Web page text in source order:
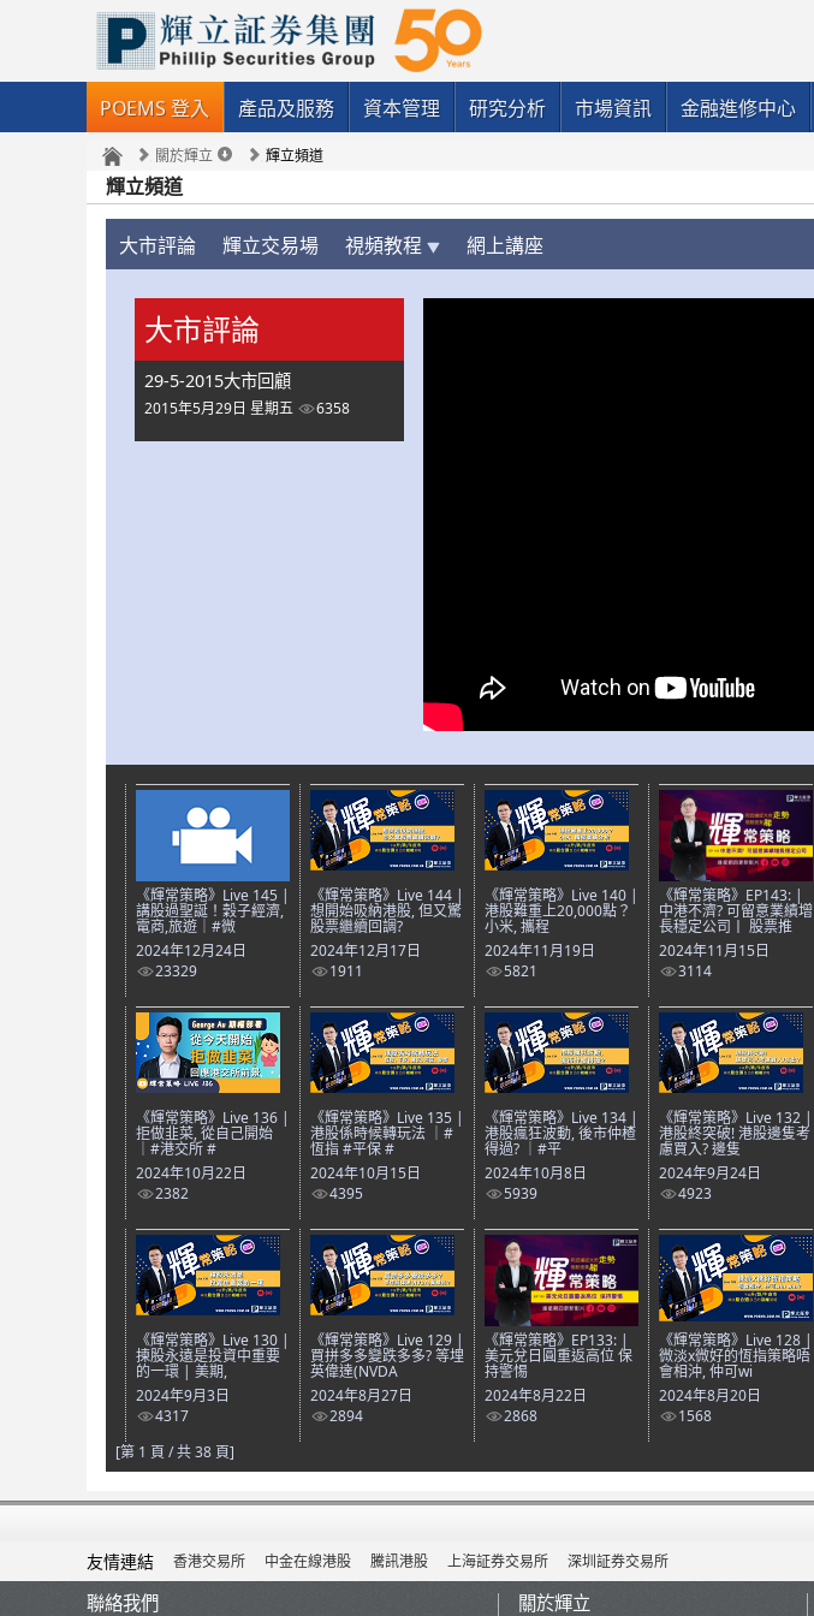
POEMS 登入 產品及服務 資本管理 研究分析 市場資訊 金融進修中心
關於輝立 輝立頻道
輝立頻道
大市評論 輝立交易場 視頻教程 網上講座
大市評論
29-5-2015大市回顧
2015年5月29日 星期五 6358
《輝常策略》Live 145 |
講股過聖誕！穀子經濟,
電商,旅遊｜#微
2024年12月24日
23329
《輝常策略》Live 144 |
想開始吸納港股, 但又驚
股票繼續回調?
2024年12月17日
1911
《輝常策略》Live 140 |
港股難重上20,000點？
小米, 攜程
2024年11月19日
5821
《輝常策略》EP143: |
中港不濟? 可留意業績增
長穩定公司丨 股票推
2024年11月15日
3114
《輝常策略》Live 136 |
拒做韭菜, 從自己開始
｜#港交所 #
2024年10月22日
2382
《輝常策略》Live 135 |
港股係時候轉玩法 ｜#
恆指 #平保 #
2024年10月15日
4395
《輝常策略》Live 134 |
港股瘋狂波動, 後市仲楂
得過? ｜#平
2024年10月8日
5939
《輝常策略》Live 132 |
港股終突破! 港股邊隻考
慮買入? 邊隻
2024年9月24日
4923
《輝常策略》Live 130 |
揀股永遠是投資中重要
的一環 | 美期,
2024年9月3日
4317
《輝常策略》Live 129 |
買拼多多變跌多多? 等埋
英偉達(NVDA
2024年8月27日
2894
《輝常策略》EP133: |
美元兌日圓重返高位 保
持警惕
2024年8月22日
2868
《輝常策略》Live 128 |
微淡x微好的恆指策略唔
會相沖, 仲可wi
2024年8月20日
1568
[第 1 頁 / 共 38 頁]
友情連結 香港交易所 中金在線港股 騰訊港股 上海証券交易所 深圳証券交易所
聯絡我們 關於輝立